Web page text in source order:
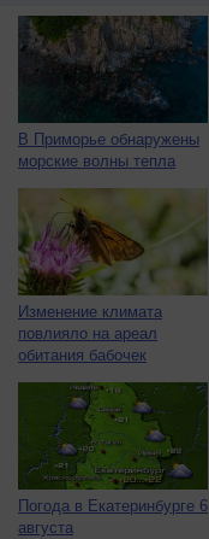
В Приморье обнаружены
морские волны тепла
Изменение климата
повлияло на ареал
обитания бабочек
Погода в Екатеринбурге 6
августа